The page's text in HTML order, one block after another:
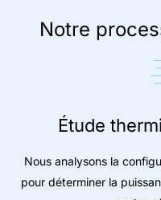
Notre
Étude
Nous analysons la
pour déterminer la